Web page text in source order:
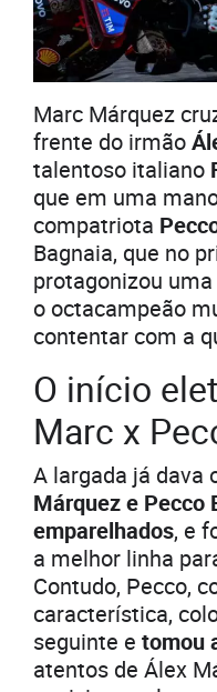
Marc Márquez
frente do irmão
talentoso italiano
que em uma
compatriota
Bagnaia, que no
protagonizou
o octacampeão
contentar com a
O início
Marc x
A largada já dava
Márquez e Pecco
emparelhados, e
a melhor linha
Contudo, Pecco,
característica,
seguinte e tomou
atentos de Álex